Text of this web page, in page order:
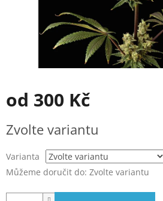
od 300 Kč
cena:
Zvolte variantu
Varianta
Můžeme doručit do: Zvolte variantu